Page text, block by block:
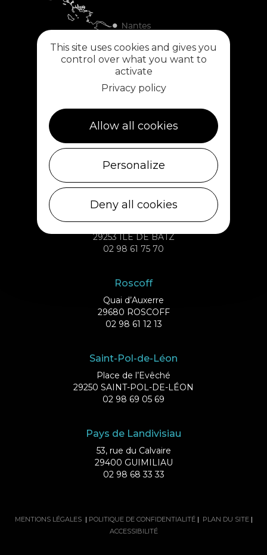
Plouescat
5, rue des Halles
29430 PLOUESCAT
Ile de Batz
Débarcadère
29253 ILE DE BATZ
02 98 61 75 70
Roscoff
Quai d’Auxerre
29680 ROSCOFF
02 98 61 12 13
Saint-Pol-de-Léon
Place de l’Evêché
29250 SAINT-POL-DE-LÉON
02 98 69 05 69
Pays de Landivisiau
53, rue du Calvaire
29400 GUIMILIAU
02 98 68 33 33
MENTIONS LÉGALES| POLITIQUE DE CONFIDENTIALITÉ| PLAN DU SITE|
ACCESSIBILITÉ
This site uses cookies and gives you
control over what you want to
activate
Privacy policy
Allow all cookies
Personalize
Deny all cookies